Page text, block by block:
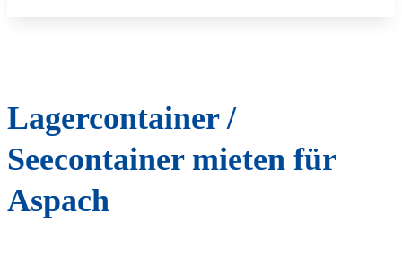
Lagercontainer /
Seecontainer mieten für
Aspach